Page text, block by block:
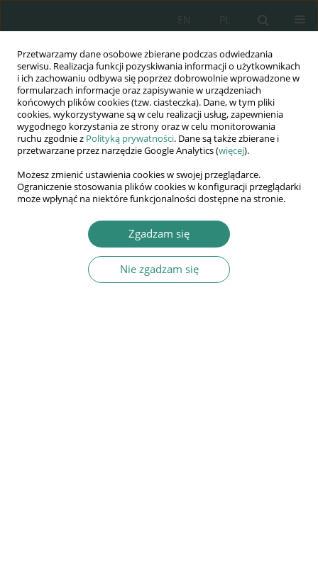
Przetwarzamy dane osobowe zbierane podczas odwiedzania
serwisu. Realizacja funkcji pozyskiwania informacji o użytkownikach
i ich zachowaniu odbywa się poprzez dobrowolnie wprowadzone w
formularzach informacje oraz zapisywanie w urządzeniach
końcowych plików cookies (tzw. ciasteczka). Dane, w tym pliki
cookies, wykorzystywane są w celu realizacji usług, zapewnienia
wygodnego korzystania ze strony oraz w celu monitorowania
ruchu zgodnie z Polityką prywatności. Dane są także zbierane i
przetwarzane przez narzędzie Google Analytics (więcej).
Możesz zmienić ustawienia cookies w swojej przeglądarce.
Ograniczenie stosowania plików cookies w konfiguracji przeglądarki
może wpłynąć na niektóre funkcjonalności dostępne na stronie.
Zgadzam się
Nie zgadzam się
PL
EN
Wydawnictwo
AWSGE
Akademia Nauk Stosowanych
WSGE
im. Alcide De Gasperi
Rafał Rogala
Reception of the asylum seekers, their rights and